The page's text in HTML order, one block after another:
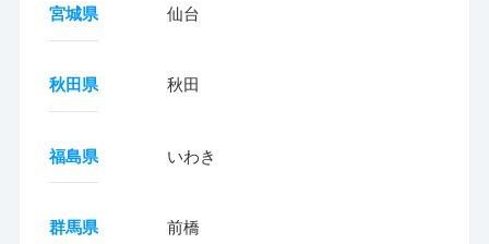
宮城県 仙台
秋田県 秋田
福島県 いわき
群馬県 前橋